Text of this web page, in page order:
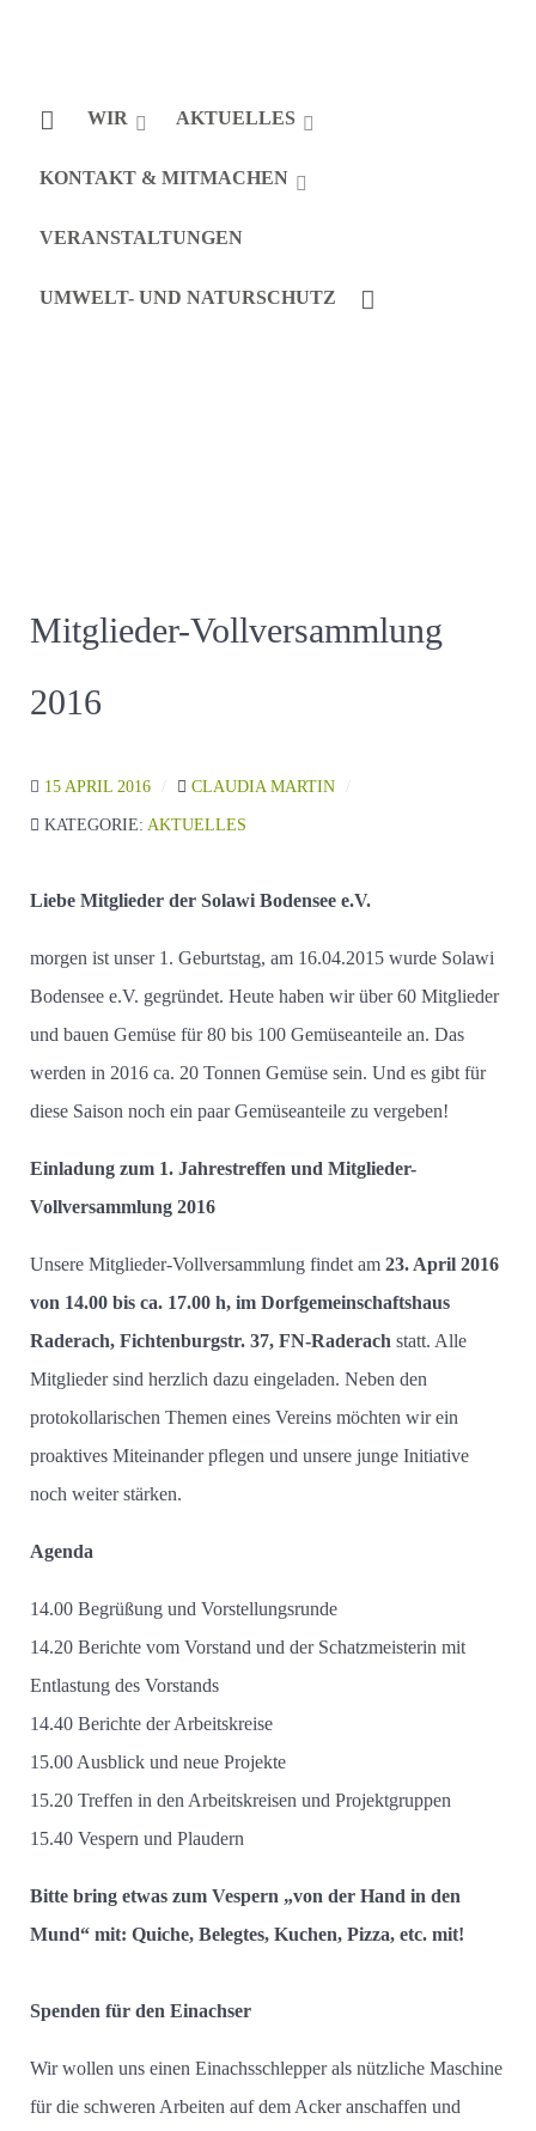
WIR AKTUELLES
KONTAKT & MITMACHEN
VERANSTALTUNGEN
UMWELT- UND NATURSCHUTZ
Mitglieder-Vollversammlung
2016
15 APRIL 2016 CLAUDIA MARTIN
KATEGORIE: AKTUELLES
Liebe Mitglieder der Solawi Bodensee e.V.
morgen ist unser 1. Geburtstag, am 16.04.2015 wurde Solawi
Bodensee e.V. gegründet. Heute haben wir über 60 Mitglieder
und bauen Gemüse für 80 bis 100 Gemüseanteile an. Das
werden in 2016 ca. 20 Tonnen Gemüse sein. Und es gibt für
diese Saison noch ein paar Gemüseanteile zu vergeben!
Einladung zum 1. Jahrestreffen und Mitglieder-
Vollversammlung 2016
Unsere Mitglieder-Vollversammlung findet am 23. April 2016
von 14.00 bis ca. 17.00 h, im Dorfgemeinschaftshaus
Raderach, Fichtenburgstr. 37, FN-Raderach statt. Alle
Mitglieder sind herzlich dazu eingeladen. Neben den
protokollarischen Themen eines Vereins möchten wir ein
proaktives Miteinander pflegen und unsere junge Initiative
noch weiter stärken.
Agenda
14.00 Begrüßung und Vorstellungsrunde
14.20 Berichte vom Vorstand und der Schatzmeisterin mit
Entlastung des Vorstands
14.40 Berichte der Arbeitskreise
15.00 Ausblick und neue Projekte
15.20 Treffen in den Arbeitskreisen und Projektgruppen
15.40 Vespern und Plaudern
Bitte bring etwas zum Vespern „von der Hand in den
Mund“ mit: Quiche, Belegtes, Kuchen, Pizza, etc. mit!
Spenden für den Einachser
Wir wollen uns einen Einachsschlepper als nützliche Maschine
für die schweren Arbeiten auf dem Acker anschaffen und